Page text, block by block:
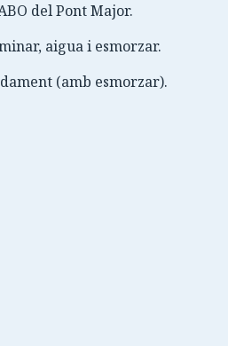
del Pont Major.
aigua i esmorzar.
(amb esmorzar).